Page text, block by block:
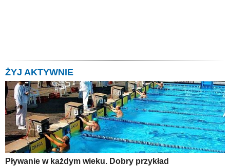
ŻYJ AKTYWNIE
Pływanie w każdym wieku. Dobry przykład